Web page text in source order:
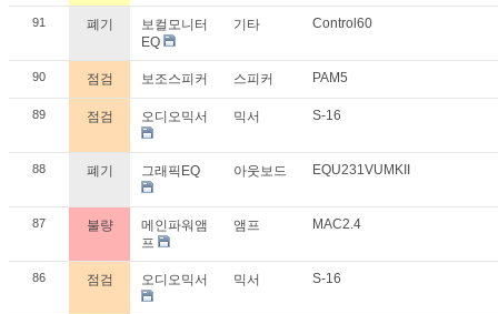
91 폐기
보컬모니터
EQ
기타 Control60
90 점검 보조스피커 스피커 PAM5
89 점검 오디오믹서 믹서 S-16
88 폐기 그래픽EQ 아웃보드 EQU231VUMKII
87 불량
메인파워앰
프
앰프 MAC2.4
86 점검 오디오믹서 믹서 S-16